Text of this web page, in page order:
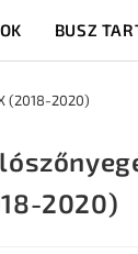
BUSZ
(2018-2020)
2020)